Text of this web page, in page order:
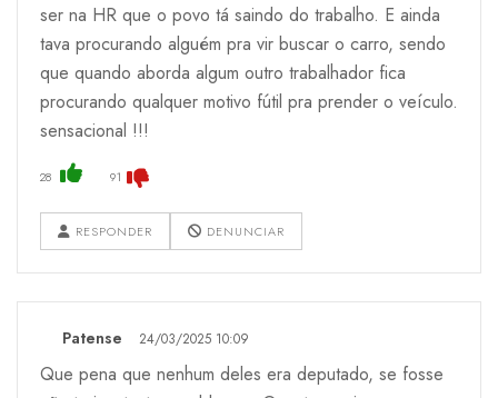
ser na HR que o povo tá saindo do trabalho. E ainda
tava procurando alguém pra vir buscar o carro, sendo
que quando aborda algum outro trabalhador fica
procurando qualquer motivo fútil pra prender o veículo.
sensacional !!!
28 91
RESPONDER DENUNCIAR
Patense 24/03/2025 10:09
Que pena que nenhum deles era deputado, se fosse